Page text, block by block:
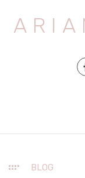
BLOG